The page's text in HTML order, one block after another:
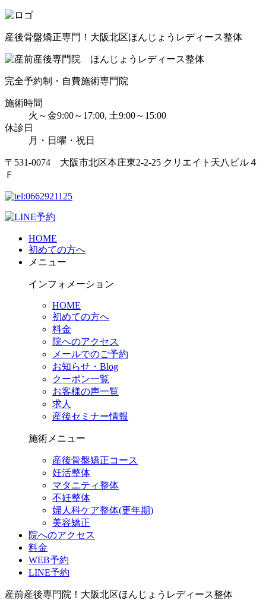
産後骨盤矯正専門！大阪北区ほんじょうレディース整体
完全予約制・自費施術専門院
施術時間
火～金9:00～17:00, 土9:00～15:00
休診日
月・日曜・祝日
〒531-0074 大阪市北区本庄東2-2-25 クリエイト天八ビル４
Ｆ
HOME
初めての方へ
メニュー
インフォメーション
HOME
初めての方へ
料金
院へのアクセス
メールでのご予約
お知らせ・Blog
クーポン一覧
お客様の声一覧
求人
産後セミナー情報
施術メニュー
産後骨盤矯正コース
妊活整体
マタニティ整体
不妊整体
婦人科ケア整体(更年期)
美容矯正
院へのアクセス
料金
WEB予約
LINE予約
産前産後専門院！大阪北区ほんじょうレディース整体